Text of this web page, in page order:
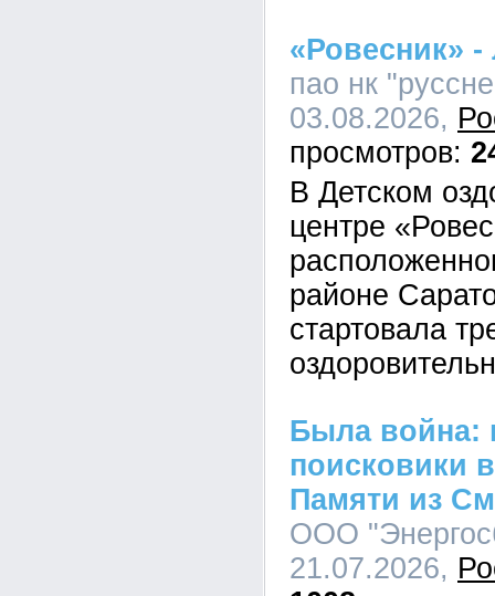
«Ровесник» -
пао нк
03.08.2026,
В Детском
центре
районе
стартовала
Была война:
поисковики
Памяти из
ООО
21.07.2026,